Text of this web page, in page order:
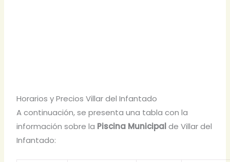
Horarios y Precios Villar del Infantado
A continuación, se presenta una tabla con la
información sobre la Piscina Municipalde Villar del
Infantado: